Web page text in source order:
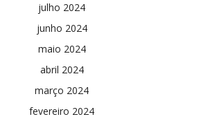
julho 2024
junho 2024
maio 2024
abril 2024
março 2024
fevereiro 2024